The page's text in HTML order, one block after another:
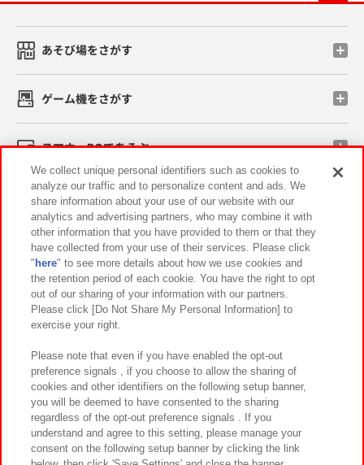
あそび場をさがす
ゲーム機をさがす
スマホ・PCであそぶ
イベント・キャンペーン
関連会社 サステナビリティ サイトポリシー
プライバシーポリシー ウェブアクセシビリティ方針と検証結果
お取引先さまとともに
カスタマーハラスメント対応方針 よくあるご質問・お問い合わせ
We collect unique personal identifiers such as cookies to
analyze our traffic and to personalize content and ads. We
share information about your use of our website with our
analytics and advertising partners, who may combine it with
other information that you have provided to them or that they
have collected from your use of their services. Please click
" here" to see more details about how we use cookies and
the retention period of each cookie. You have the right to opt
out of our sharing of your information with our partners.
Please click [Do Not Share My Personal Information] to
exercise your right.
Please note that even if you have enabled the opt-out
preference signals , if you choose to allow the sharing of
cookies and other identifiers on the following setup banner,
you will be deemed to have consented to the sharing
regardless of the opt-out preference signals . If you
understand and agree to this setting, please manage your
consent on the following setup banner by clicking the link